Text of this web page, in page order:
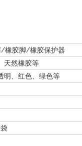
橡胶脚/橡胶保护器
天然橡胶等
明、红色、绿色等